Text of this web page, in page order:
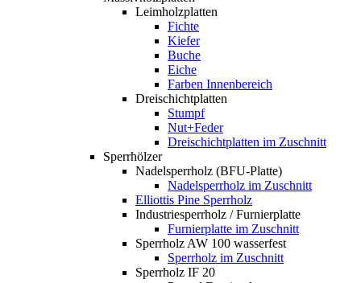
Leimholzplatten
Fichte
Kiefer
Buche
Eiche
Farben Innenbereich
Dreischichtplatten
Stumpf
Nut+Feder
Dreischichtplatten im Zuschnitt
Sperrhölzer
Nadelsperrholz (BFU-Platte)
Nadelsperrholz im Zuschnitt
Elliottis Pine Sperrholz
Industriesperrholz / Furnierplatte
Furnierplatte im Zuschnitt
Sperrholz AW 100 wasserfest
Sperrholz im Zuschnitt
Sperrholz IF 20